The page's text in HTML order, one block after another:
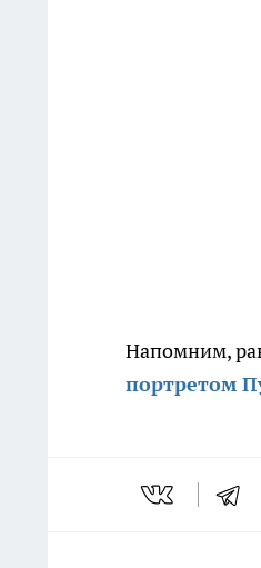
Напомним,
портретом